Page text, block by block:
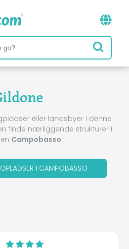
eller landsbyer i denne
finde nærliggende strukturer i
Campobasso.
I CAMPOBASSO